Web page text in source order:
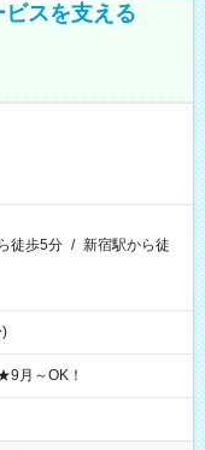
スを支える
徒歩5分 / 新宿駅から徒
)
月～OK！